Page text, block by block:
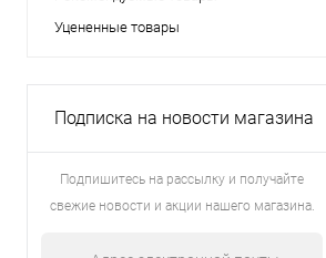
Уцененные товары
Подписка на новости магазина
Подпишитесь на рассылку и получайте
свежие новости и акции нашего магазина.